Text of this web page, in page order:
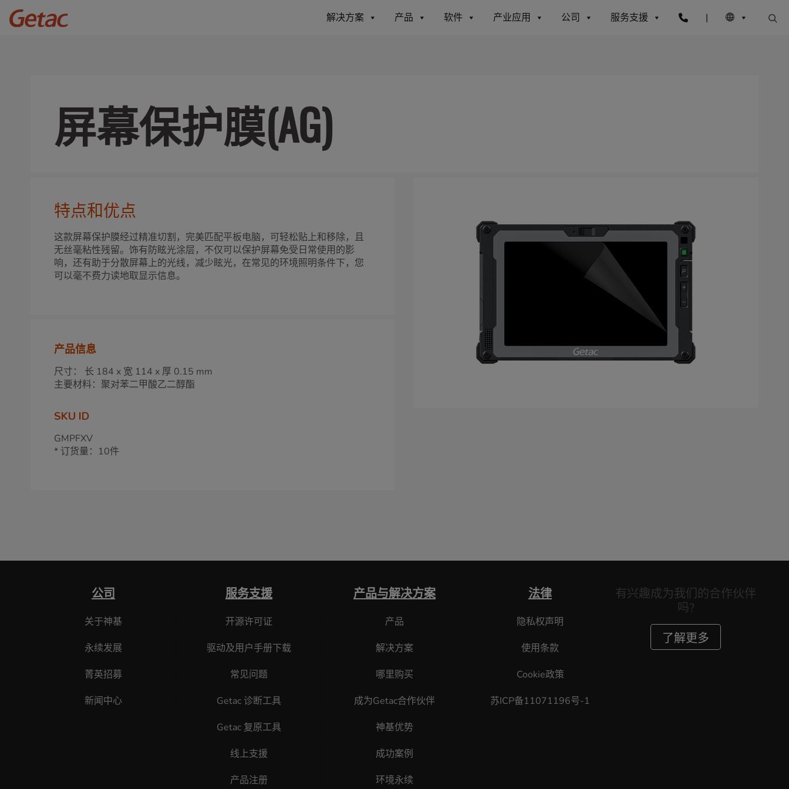
解决方案 产品 软件 产业应用 公司 服务支援 |
屏幕保护膜(AG)
特点和优点
这款屏幕保护膜经过精准切割，完美匹配平板电脑，可轻松贴上和移除，且
无丝毫粘性残留。饰有防眩光涂层，不仅可以保护屏幕免受日常使用的影
响，还有助于分散屏幕上的光线，减少眩光，在常见的环境照明条件下，您
可以毫不费力读地取显示信息。
产品信息
尺寸： 长 184 x 宽 114 x 厚 0.15 mm
主要材料：聚对苯二甲酸乙二醇酯
SKU ID
GMPFXV
* 订货量：10件
公司
关于神基
永续发展
菁英招募
新闻中心
服务支援
开源许可证
驱动及用户手册下载
常见问题
Getac 诊断工具
Getac 复原工具
线上支援
产品注册
产品与解决方案
产品
解决方案
哪里购买
成为Getac合作伙伴
神基优势
成功案例
环境永续
法律
隐私权声明
使用条款
Cookie政策
苏ICP备11071196号-1
有兴趣成为我们的合作伙伴
吗?
了解更多